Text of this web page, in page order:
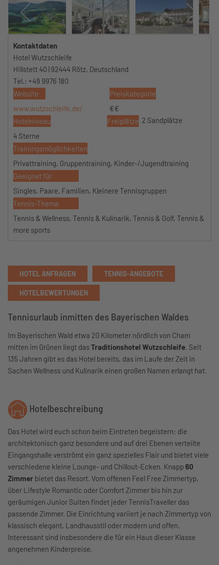
Kontaktdaten
Hotel Wutzschleife
Hillstett 40 | 92444 Rötz, Deutschland
Tel.: +49 9976 180
Website
www.wutzschleife.de/
Preiskategorie
€€
Hotelniveau
4 Sterne
Freiplätze 2 Sandplätze
Trainingsmöglichkeiten
Privattraining, Gruppentraining, Kinder-/Jugendtraining
Geeignet für
Singles, Paare, Familien, Kleinere Tennisgruppen
Tennis-Thema
Tennis & Wellness, Tennis & Kulinarik, Tennis & Golf, Tennis &
more sports
HOTEL ANFRAGEN TENNIS-ANGEBOTE
HOTELBEWERTUNGEN
Tennisurlaub inmitten des Bayerischen Waldes
Im Bayerischen Wald etwa 20 Kilometer nördlich von Cham
mitten im Grünen liegt dasTraditionshotel Wutzschleife. Seit
135 Jahren gibt es das Hotel bereits, das im Laufe der Zeit in
Sachen Wellness und Kulinarik einen großen Namen erlangt hat.
Hotelbeschreibung
Das Hotel wird euch schon beim Eintreten begeistern: die
architektonisch ganz besondere und auf drei Ebenen verteilte
Eingangshalle verströmt ein ganz spezielles Flair und bietet viele
verschiedene kleine Lounge- und Chillout-Ecken. Knapp 60
Zimmer bietet das Resort. Vom offenen Feel Free Zimmertyp,
über Lifestyle Romantic oder Comfort Zimmer bis hin zur
geräumigen Junior Suiten findet jeder TennisTraveller das
passende Zimmer. Die Einrichtung variiert je nach Zimmertyp von
klassisch elegant, Landhausstil oder modern und offen.
Interessant sind insbesondere die für ein Haus dieser Klasse
angenehmen Kinderpreise.